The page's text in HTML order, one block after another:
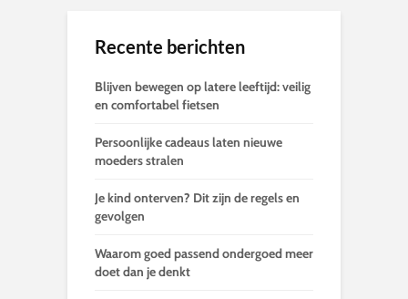
Recente berichten
Blijven bewegen op latere leeftijd: veilig
en comfortabel fietsen
Persoonlijke cadeaus laten nieuwe
moeders stralen
Je kind onterven? Dit zijn de regels en
gevolgen
Waarom goed passend ondergoed meer
doet dan je denkt